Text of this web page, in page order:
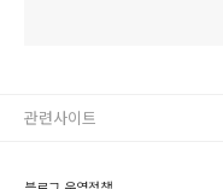
관련사이트